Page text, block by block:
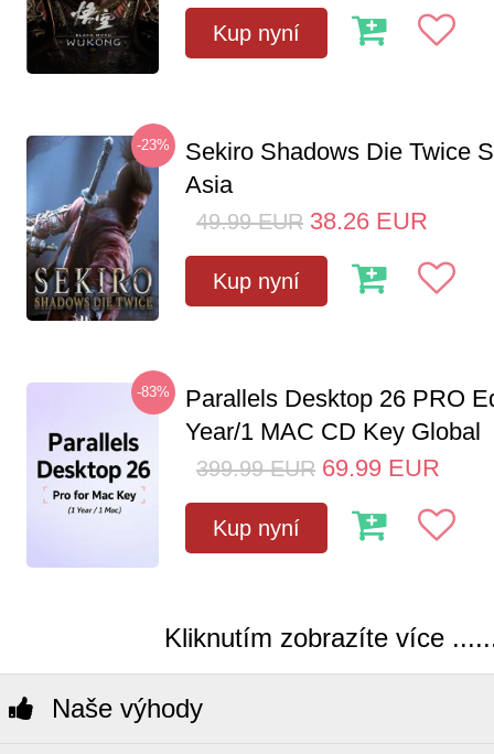
Kup nyní
-23%
Sekiro Shadows Die Twice
Asia
49.99 EUR 38.26 EUR
Kup nyní
-83%
Parallels Desktop 26 PRO
Year/1 MAC CD Key Global
399.99 EUR 69.99 EUR
Kup nyní
Kliknutím zobrazíte více
Naše výhody